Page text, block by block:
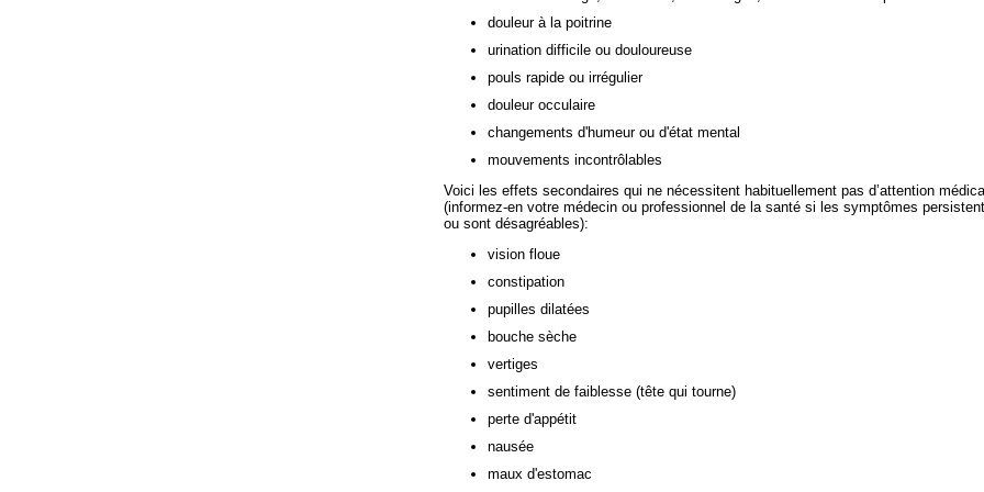
douleur à la poitrine
urination difficile ou douloureuse
pouls rapide ou irrégulier
douleur occulaire
changements d'humeur ou d'état mental
mouvements incontrôlables
Voici les effets secondaires qui ne nécessitent habituellement pas d’attention
(informez-en votre médecin ou professionnel de la santé si les symptômes persistent
ou sont désagréables):
vision floue
constipation
pupilles dilatées
bouche sèche
vertiges
sentiment de faiblesse (tête qui tourne)
perte d'appétit
nausée
maux d'estomac